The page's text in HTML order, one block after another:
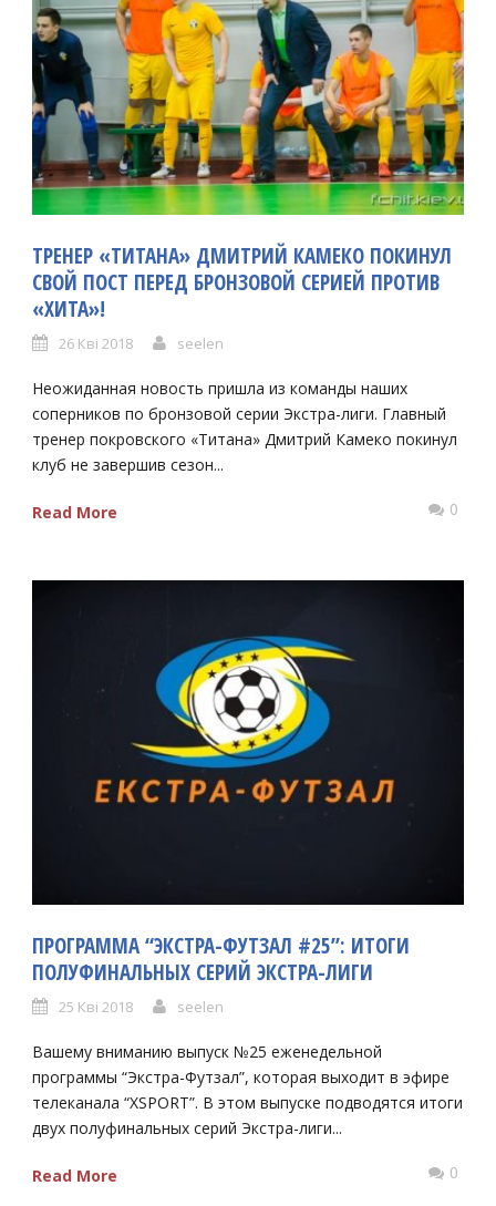
ТРЕНЕР «ТИТАНА» ДМИТРИЙ КАМЕКО ПОКИНУЛ
СВОЙ ПОСТ ПЕРЕД БРОНЗОВОЙ СЕРИЕЙ ПРОТИВ
«ХИТА»!
26 Кві 2018 seelen
Неожиданная новость пришла из команды наших
соперников по бронзовой серии Экстра-лиги. Главный
тренер покровского «Титана» Дмитрий Камеко покинул
клуб не завершив сезон...
Read More 0
ПРОГРАММА “ЭКСТРА-ФУТЗАЛ #25”: ИТОГИ
ПОЛУФИНАЛЬНЫХ СЕРИЙ ЭКСТРА-ЛИГИ
25 Кві 2018 seelen
Вашему вниманию выпуск №25 еженедельной
программы “Экстра-Футзал”, которая выходит в эфире
телеканала “XSPORT”. В этом выпуске подводятся итоги
двух полуфинальных серий Экстра-лиги...
Read More 0